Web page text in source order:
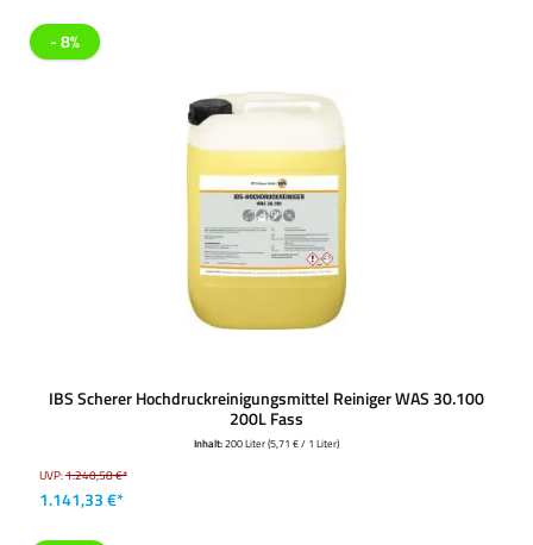
- 8%
IBS Scherer Hochdruckreinigungsmittel Reiniger WAS 30.100
200L Fass
Inhalt:200 Liter(5,71 € / 1 Liter)
UVP:1.240,58 €*
1.141,33 €*